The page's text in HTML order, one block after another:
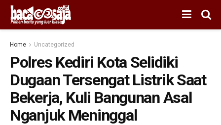
Home Uncategorized
Polres Kediri Kota Selidiki
Dugaan Tersengat Listrik Saat
Bekerja, Kuli Bangunan Asal
Nganjuk Meninggal